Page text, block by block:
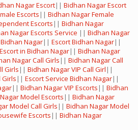
Nagar Escort|| Bidhan Nagar Escort
Escorts || Bidhan Nagar Female
Escorts || Bidhan Nagar
Nagar Escorts Service || Bidhan Nagar
Nagar|| Escort Bidhan Nagar||
Escort in Bidhan Nagar|| Bidhan Nagar
Nagar Call Girls || Bidhan Nagar Call
Girls || Bidhan Nagar VIP Call Girl ||
Girls || Escort Service Bidhan Nagar||
|| Bidhan Nagar VIP Escorts || Bidhan
Model Escorts || Bidhan Nagar
Model Call Girls || Bidhan Nagar Model
Escorts || Bidhan Nagar